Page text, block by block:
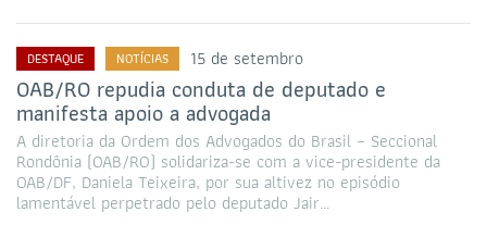
DESTAQUE NOTÍCIAS 15 de setembro
OAB/RO repudia conduta de deputado e
manifesta apoio a advogada
A diretoria da Ordem dos Advogados do Brasil – Seccional
Rondônia (OAB/RO) solidariza-se com a vice-presidente da
OAB/DF, Daniela Teixeira, por sua altivez no episódio
lamentável perpetrado pelo deputado Jair…